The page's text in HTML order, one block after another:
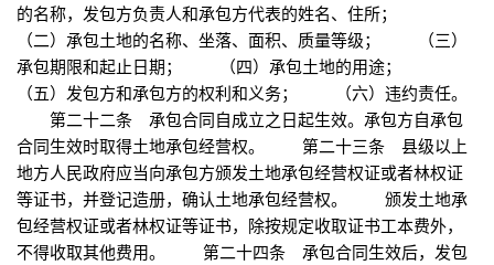
的名称，发包方负责人和承包方代表的姓名、住所；
（二）承包土地的名称、坐落、面积、质量等级； （三）
承包期限和起止日期； （四）承包土地的用途；
（五）发包方和承包方的权利和义务； （六）违约责任。
第二十二条 承包合同自成立之日起生效。承包方自承包
合同生效时取得土地承包经营权。 第二十三条 县级以上
地方人民政府应当向承包方颁发土地承包经营权证或者林权证
等证书，并登记造册，确认土地承包经营权。 颁发土地承
包经营权证或者林权证等证书，除按规定收取证书工本费外，
不得收取其他费用。 第二十四条 承包合同生效后，发包